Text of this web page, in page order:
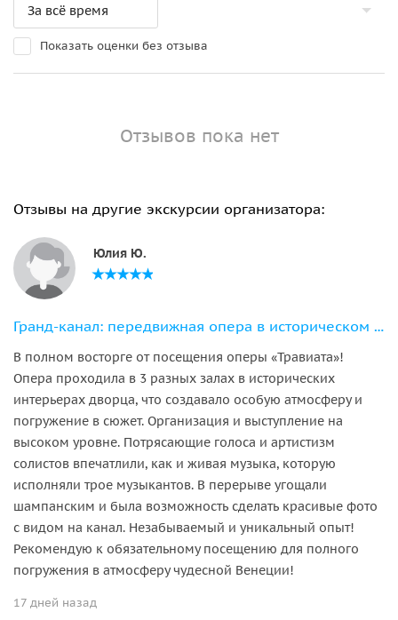
Показать оценки без отзыва
Отзывов пока нет
Отзывы на другие экскурсии организатора:
Юлия Ю.
Гранд-канал: передвижная опера в историческом месте
В полном восторге от посещения оперы «Травиата»!
Опера проходила в 3 разных залах в исторических
интерьерах дворца, что создавало особую атмосферу и
погружение в сюжет. Организация и выступление на
высоком уровне. Потрясающие голоса и артистизм
солистов впечатлили, как и живая музыка, которую
исполняли трое музыкантов. В перерыве угощали
шампанским и была возможность сделать красивые фото
с видом на канал. Незабываемый и уникальный опыт!
Рекомендую к обязательному посещению для полного
погружения в атмосферу чудесной Венеции!
17 дней назад